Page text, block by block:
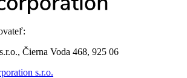
Čierna Voda 468, 925 06
s.r.o.